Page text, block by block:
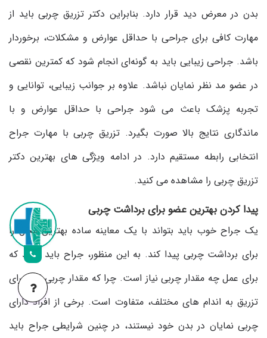
بدن در معرض دید قرار دارد. بنابراین دکتر تزریق چربی باید از
مهارت کافی برای جراحی با حداقل عوارض و مشکلات، برخوردار
باشد. جراحی زیبایی باید به گونه‌ای انجام شود که کمترین نقصی
در عضو مد نظر نمایان نباشد. علاوه بر جوانب زیبایی، توانایی و
تجربه پزشک باعث می شود جراحی با حداقل عوارض و با
ماندگاری نتایج بالا صورت بگیرد. تزریق چربی با مهارت جراح
انتخابی رابطه مستقیم دارد. در ادامه ویژگی های بهترین دکتر
تزریق چربی را مشاهده می کنید.
پیدا کردن بهترین عضو برای برداشت چربی
یک جراح خوب باید بتواند با یک معاینه ساده بهترین محل را
برای برداشت چربی پیدا کند. به این منظور، جراح باید بداند که
برای عمل چه مقدار چربی نیاز است. چرا که مقدار چربی لازم برای
تزریق به اندام های مختلف، متفاوت است. برخی از افراد دارای
چربی نمایان در بدن خود نیستند، در چنین شرایطی جراح باید